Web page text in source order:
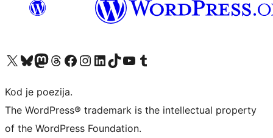
Visit our X (formerly Twitter) account
Visit our Bluesky account
Visit our Mastodon account
Visit our Threads account
Visit our Facebook page
Visit our Instagram account
Visit our LinkedIn account
Visit our TikTok account
Visit our YouTube channel
Visit our Tumblr account
Kod je poezija.
The WordPress® trademark is the intellectual property
of the WordPress Foundation.